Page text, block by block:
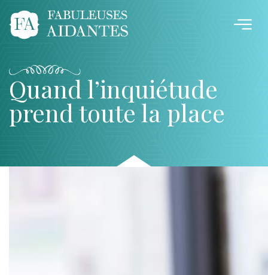
Quand l’inquiétude
prend toute la place